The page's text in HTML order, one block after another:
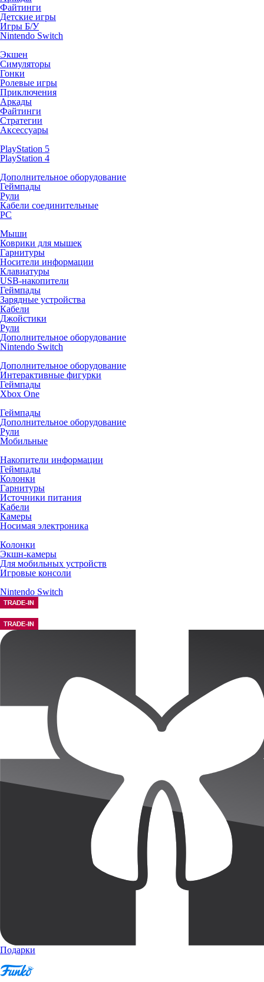
Файтинги
Детские игры
Игры Б/У
Nintendo Switch
Экшен
Симуляторы
Гонки
Ролевые игры
Приключения
Аркады
Файтинги
Стратегии
Аксессуары
PlayStation 5
PlayStation 4
Дополнительное оборудование
Геймпады
Рули
Кабели соединительные
PC
Мыши
Коврики для мышек
Гарнитуры
Носители информации
Клавиатуры
USB-накопители
Геймпады
Зарядные устройства
Кабели
Джойстики
Рули
Дополнительное оборудование
Nintendo Switch
Дополнительное оборудование
Интерактивные фигурки
Геймпады
Xbox One
Геймпады
Дополнительное оборудование
Рули
Мобильные
Накопители информации
Геймпады
Колонки
Гарнитуры
Источники питания
Кабели
Камеры
Носимая электроника
Колонки
Экшн-камеры
Для мобильных устройств
Игровые консоли
Nintendo Switch
Подарки